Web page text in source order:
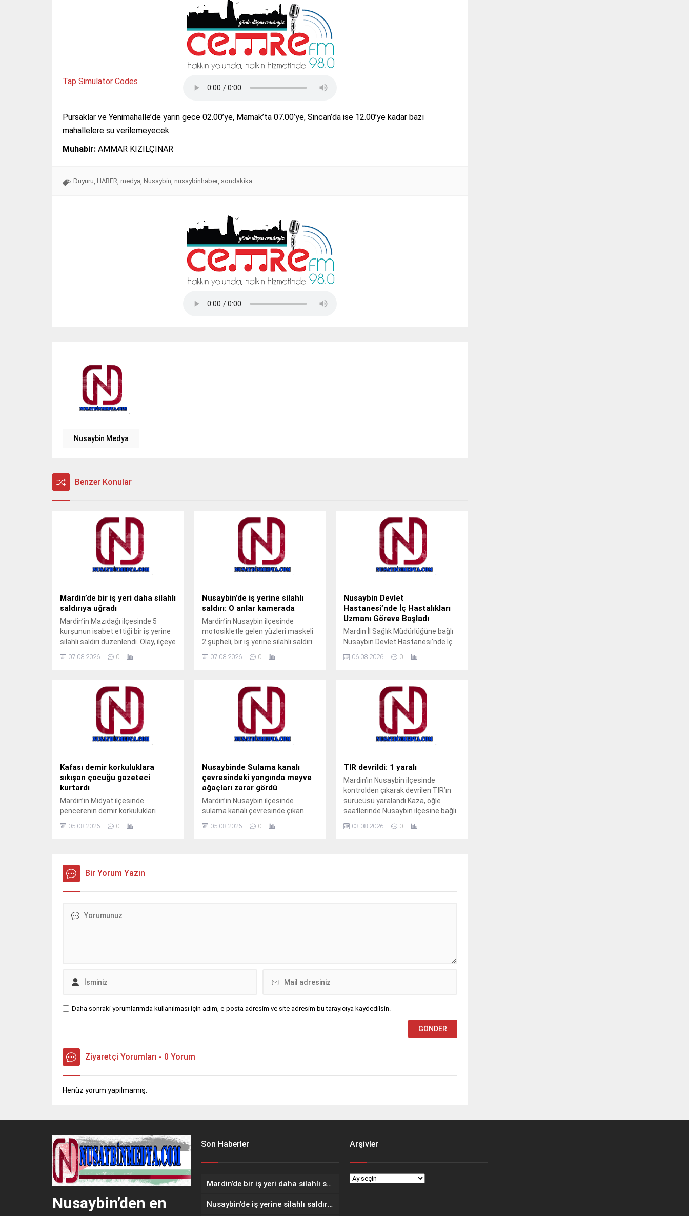
Tap Simulator Codes
Pursaklar ve Yenimahalle’de yarın gece 02.00’ye, Mamak’ta 07.00’ye, Sincan’da ise 12.00’ye kadar bazı
mahallelere su verilemeyecek.
Muhabir: AMMAR KIZILÇINAR
Duyuru, HABER, medya, Nusaybin, nusaybinhaber, sondakika
Nusaybin Medya
Benzer Konular
Mardin’de bir iş yeri daha silahlı
saldırıya uğradı
Mardin’in Mazıdağı ilçesinde 5
kurşunun isabet ettiği bir iş yerine
silahlı saldırı düzenlendi. Olay, ilçeye
bağlı Poyraz Mahallesi Ömer
Halisdemir Caddesi’nde meydana
yerine silahla ateş açıldı. Tap
Simulator Codes İş yerine 5
kurşunun isabet ettiği saldırıda, iş
yerinde kimsenin bulunmaması...
07.08.2026 0
Nusaybin’de iş yerine silahlı
saldırı: O anlar kamerada
Mardin’in Nusaybin ilçesinde
motosikletle gelen yüzleri maskeli
2 şüpheli, bir iş yerine silahlı saldırı
düzenledi. Saldırı anı iş yerinin
güvenlik kamerasınca kaydedildi.
geldi.Kimlikleri henüz
belirlenemeyen motosikletli ve
yüzleri maskeli 2 şüpheli, cadde
üzerinde seyir halindeyken bir iş
yerinin önünden geçtikleri sırada
07.08.2026 0
Nusaybin Devlet
Hastanesi’nde İç Hastalıkları
Uzmanı Göreve Başladı
Mardin İl Sağlık Müdürlüğüne bağlı
Nusaybin Devlet Hastanesi’nde İç
Hastalıkları Uzmanı Uzm. Dr. Ali
Yiğit hasta kabulüne başladı.
veya MHRS (Merkezi Hekim
Randevu Sistemi) üzerinden
randevu alarak muayene
olabilecek. Tap Simulator Codes
06.08.2026 0
Kafası demir korkuluklara
sıkışan çocuğu gazeteci
kurtardı
Mardin’in Midyat ilçesinde
pencerenin demir korkulukları
gazeteci Ahmet Akkuş’un
geldi.Akrabalarını ziyarete gelen
M.T. isimli çocuk, pencerenin demir
korkulukları arasına kafasını
Çocuğun ağlama sesini duyan
05.08.2026 0
Nusaybinde Sulama kanalı
çevresindeki yangında meyve
ağaçları zarar gördü
Mardin’in Nusaybin ilçesinde
sulama kanalı çevresinde çıkan
ağaçları zarar gördü. Yangın, sabah
etkisiyle çevredeki meyve
05.08.2026 0
TIR devrildi: 1 yaralı
Mardin’in Nusaybin ilçesinde
kontrolden çıkarak devrilen TIR’ın
sürücüsü yaralandı.Kaza, öğle
saatlerinde Nusaybin ilçesine bağlı
mevkisindeki uluslararası
seyir halindeyken kontrolden
03.08.2026 0
Bir Yorum Yazın
Daha sonraki yorumlarımda kullanılması için adım, e-posta adresim ve site adresim bu tarayıcıya kaydedilsin.
Ziyaretçi Yorumları - 0 Yorum
Henüz yorum yapılmamış.
Nusaybin’den en
Son Haberler
Mardin’de bir iş yeri daha silahlı saldırıya uğradı
Nusaybin’de iş yerine silahlı saldırı: O anlar kamerada
Arşivler